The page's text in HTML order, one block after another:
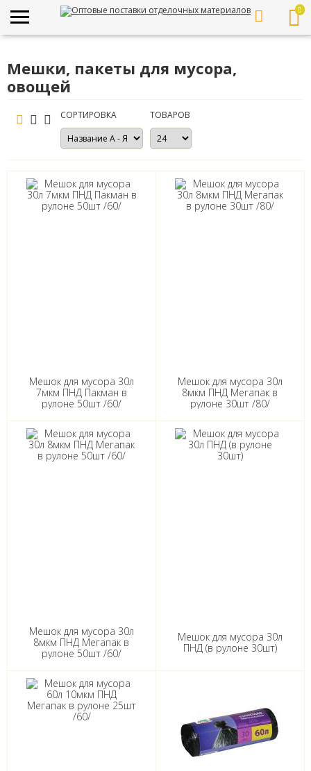
0
Мешки, пакеты для мусора,
овощей
СОРТИРОВКА ТОВАРОВ
Мешок для мусора 30л
7мкм ПНД Пакман в
рулоне 50шт /60/
Мешок для мусора 30л
8мкм ПНД Мегапак в
рулоне 30шт /80/
Мешок для мусора 30л
8мкм ПНД Мегапак в
рулоне 50шт /60/
Мешок для мусора 30л
ПНД (в рулоне 30шт)